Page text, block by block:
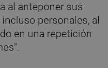
al anteponer sus
personales, al
en una repetición